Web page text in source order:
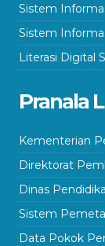
Sistem
Sistem
Literasi Digital
Pranala
Kementerian
Direktorat
Dinas
Sistem
Data Pokok